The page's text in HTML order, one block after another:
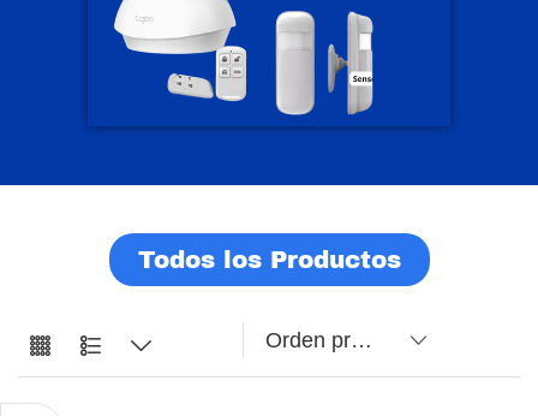
Todos los Productos